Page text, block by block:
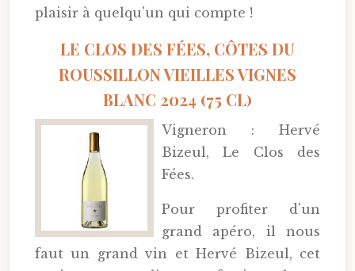
plaisir à quelqu'un qui compte !
LE CLOS DES FÉES, CÔTES DU
ROUSSILLON VIEILLES VIGNES
BLANC 2024 (75 CL)
Vigneron : Hervé
Bizeul, Le Clos des
Fées.
Pour profiter d'un
grand apéro, il nous
faut un grand vin et Hervé Bizeul, cet